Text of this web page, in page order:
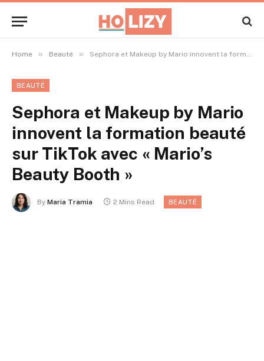
Home » Beauté » Sephora et Makeup by Mario innovent la formation beauté sur TikTok avec « Mario’s Beauty Booth »
BEAUTÉ
Sephora et Makeup by Mario
innovent la formation beauté
sur TikTok avec « Mario’s
Beauty Booth »
By Maria Tramia 2 Mins Read BEAUTÉ